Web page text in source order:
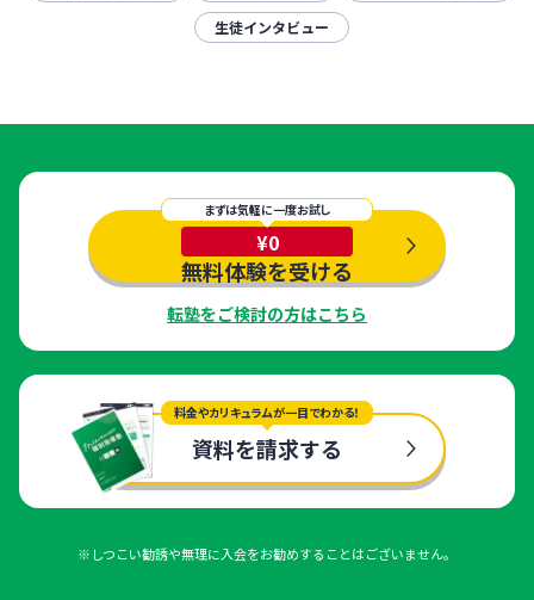
生徒インタビュー
まずは気軽に一度お試し
¥0
無料体験を受ける
転塾をご検討の方はこちら
料金やカリキュラムが一目でわかる！
資料を請求する
※しつこい勧誘や無理に入会をお勧めすることはございません。